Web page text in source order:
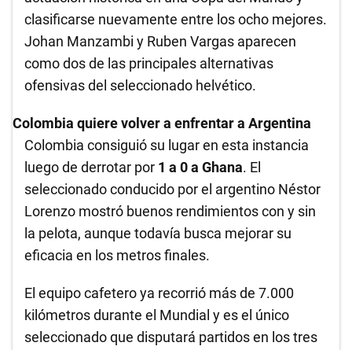
clasificarse nuevamente entre los ocho mejores.
Johan Manzambi y Ruben Vargas aparecen
como dos de las principales alternativas
ofensivas del seleccionado helvético.
Colombia quiere volver a enfrentar a Argentina
Colombia consiguió su lugar en esta instancia
luego de derrotar por 1 a 0 a Ghana. El
seleccionado conducido por el argentino Néstor
Lorenzo mostró buenos rendimientos con y sin
la pelota, aunque todavía busca mejorar su
eficacia en los metros finales.
El equipo cafetero ya recorrió más de 7.000
kilómetros durante el Mundial y es el único
seleccionado que disputará partidos en los tres